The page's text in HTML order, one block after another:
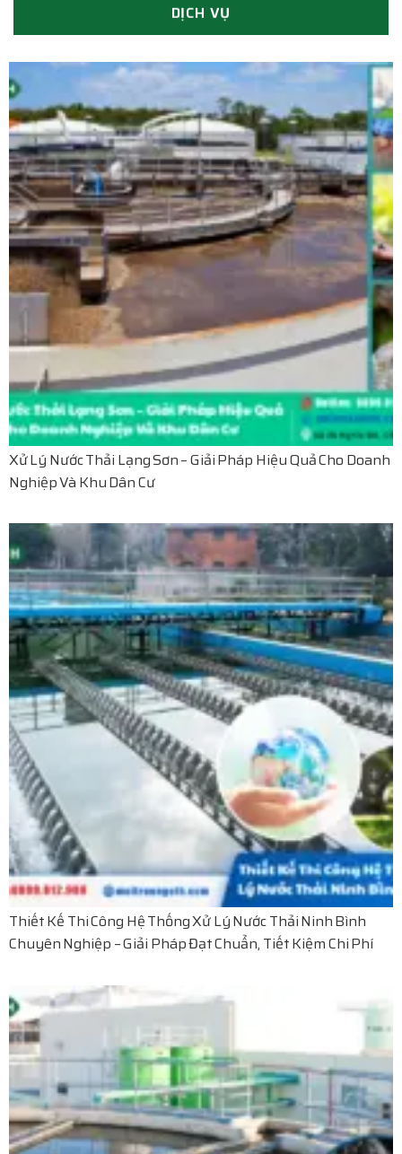
DỊCH VỤ
Xử Lý Nước Thải Lạng Sơn – Giải Pháp Hiệu Quả Cho Doanh
Nghiệp Và Khu Dân Cư
Thiết Kế Thi Công Hệ Thống Xử Lý Nước Thải Ninh Bình
Chuyên Nghiệp – Giải Pháp Đạt Chuẩn, Tiết Kiệm Chi Phí